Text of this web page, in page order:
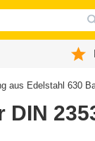
aus Edelstahl 630
DIN